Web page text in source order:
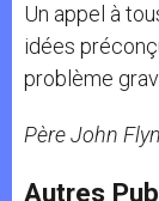
Un appel à
idées
problème
PèreJohn
Autres